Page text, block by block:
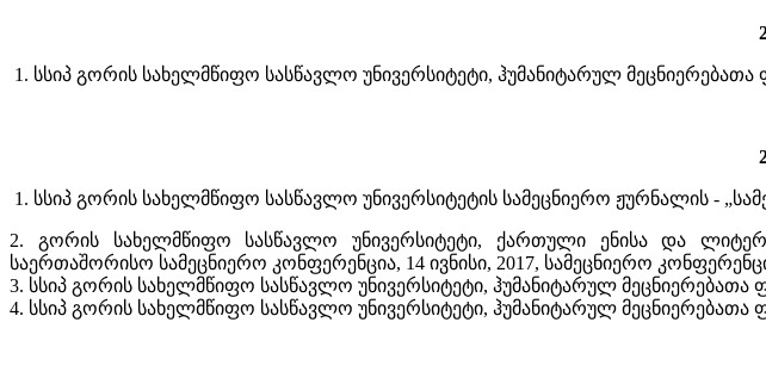
1. სსიპ გორის სახელმწიფო სასწავლო უნივერსიტეტი, ჰუმანიტარულ
1. სსიპ გორის სახელმწიფო სასწავლო უნივერსიტეტის სამეცნიერო ჟურნალის -
2. გორის სახელმწიფო სასწავლო უნივერსიტეტი, ქართული ენისა და
საერთაშორისო სამეცნიერო კონფერენცია, 14 ივნისი, 2017, სამეცნიერო
3. სსიპ გორის სახელმწიფო სასწავლო უნივერსიტეტი, ჰუმანიტარულ
4. სსიპ გორის სახელმწიფო სასწავლო უნივერსიტეტი, ჰუმანიტარულ